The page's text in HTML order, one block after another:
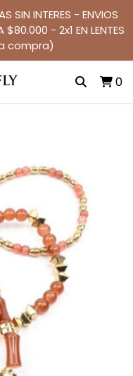
SIN INTERES - ENVIOS
$80.000 - 2x1 EN LENTES
compra)
0